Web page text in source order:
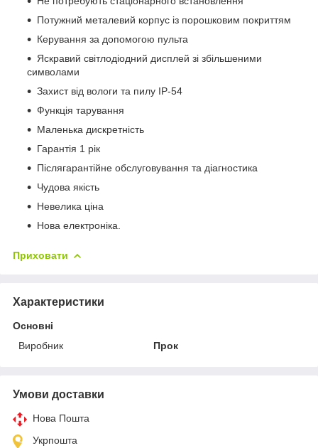
Потужний металевий корпус із порошковим покриттям
Керування за допомогою пульта
Яскравий світлодіодний дисплей зі збільшеними
символами
Захист від вологи та пилу IP-54
Функція тарування
Маленька дискретність
Гарантія 1 рік
Післягарантійне обслуговування та діагностика
Чудова якість
Невелика ціна
Нова електроніка.
Приховати
Характеристики
Основні
Виробник
Прок
Умови доставки
Нова Пошта
Укрпошта